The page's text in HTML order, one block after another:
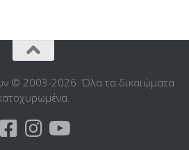
© 2003-2026. Όλα τα δικαιώματα